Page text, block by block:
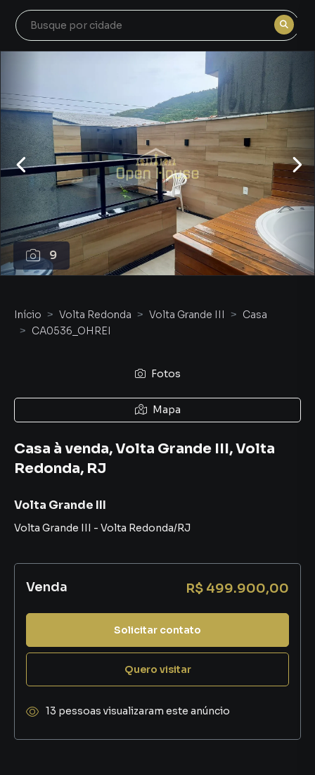
9
Início Volta Redonda Volta Grande III
Casa
CA0536_OHREI
Fotos
Mapa
Casa à venda, Volta Grande III, Volta
Redonda, RJ
Volta Grande III
Volta Grande III - Volta Redonda/RJ
Venda R$ 499.900,00
Solicitar contato
Quero visitar
13 pessoas visualizaram este anúncio